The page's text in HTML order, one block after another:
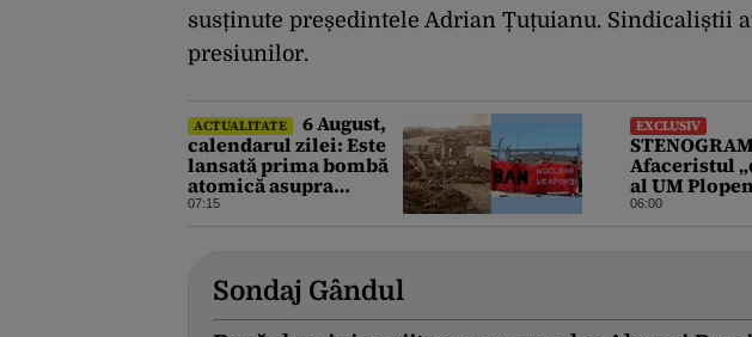
susținute președintele Adrian Țuțuianu. Sindicaliștii
presiunilor.
ACTUALITATE
6 August,
calendarul zilei: Este
lansată prima bombă
atomică asupra
orașului Hiroshima.
07:15
EXCLUSIV
Afaceristul
al UM
alintat
06:00
Sondaj Gândul